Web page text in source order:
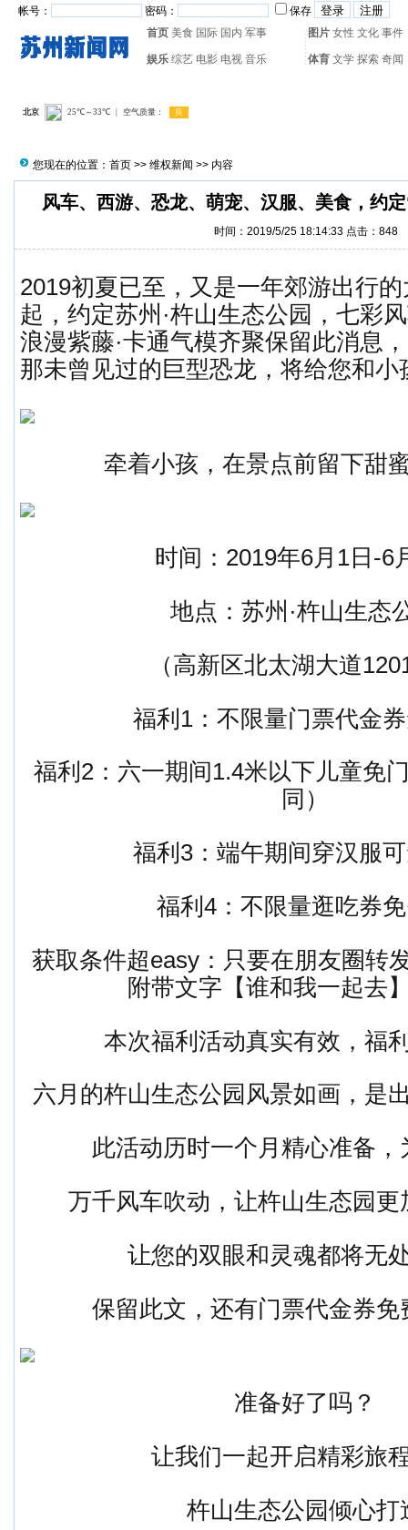
帐号： 密码：
保存
首页 美食 国际 国内 军事 图片 女性 文化 事件
娱乐 综艺 电影 电视 音乐 体育 文学 探索 奇闻
您现在的位置： 首页 >> 维权新闻 >> 内容
风车、西游、恐龙、萌宠、汉服、美食，约
时间：2019/5/25 18:14:33 点击： 848
2019初夏已至，又是一年郊游出行
起，约定苏州·杵山生态公园，七彩
浪漫紫藤·卡通气模齐聚保留此消息
那未曾见过的巨型恐龙，将给您和小
牵着小孩，在景点前留下甜
时间：2019年6月1日-6
地点：苏州·杵山生态
（高新区北太湖大道
福利1：不限量门票代金
福利2：六一期间1.4米以下儿童免
同）
福利3：端午期间穿汉服
福利4：不限量逛吃券
获取条件超easy：只要在朋友圈转
附带文字【谁和我一起去
本次福利活动真实有效，福
六月的杵山生态公园风景如画，是
此活动历时一个月精心准备，
万千风车吹动，让杵山生态园更
让您的双眼和灵魂都将无
保留此文，还有门票代金券免
准备好了吗？
让我们一起开启精彩旅
杵山生态公园倾心打